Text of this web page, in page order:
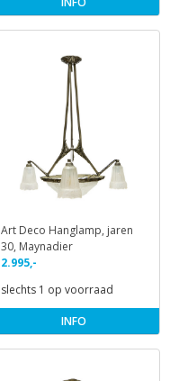
Art Deco Hanglamp, jaren
30, Maynadier
2.995,-
slechts 1 op voorraad
INFO